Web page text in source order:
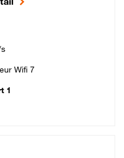
Wifi 7
1